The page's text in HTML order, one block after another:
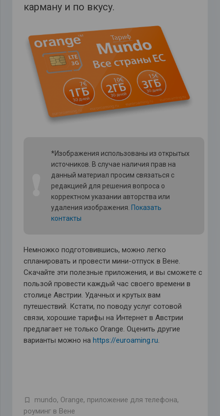
карману и по вкусу.
*Изображения использованы из открытых
источников. В случае наличия прав на
данный материал просим связаться с
редакцией для решения вопроса о
корректном указании авторства или
удаления изображения. Показать
контакты
Немножко подготовившись, можно легко
спланировать и провести мини-отпуск в Вене.
Скачайте эти полезные приложения, и вы сможете с
пользой провести каждый час своего времени в
столице Австрии. Удачных и крутых вам
путешествий. Кстати, по поводу услуг сотовой
связи, хорошие тарифы на Интернет в Австрии
предлагает не только Orange. Оценить другие
варианты можно на https://euroaming.ru.
mundo, Orange, приложение для телефона,
роуминг в Вене